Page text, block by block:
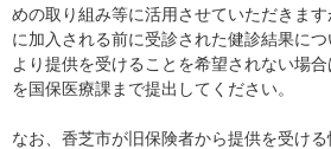
めの取り組み等に活用させていただきま
に加入される前に受診された健診結果に
より提供を受けることを希望されない場
を国保医療課まで提出してください。
なお、香芝市が旧保険者から提供を受け